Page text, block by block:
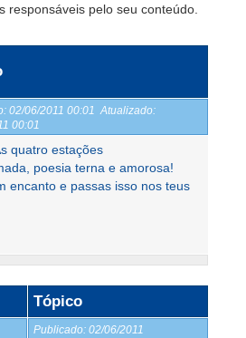
responsáveis pelo seu conteúdo.
02/06/2011 00:01 Atualizado:
00:01
quatro estações
poesia terna e amorosa!
encanto e passas isso nos teus
Tópico
Publicado: 02/06/2011